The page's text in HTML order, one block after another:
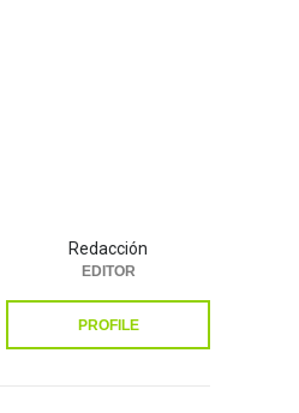
Redacción
EDITOR
PROFILE